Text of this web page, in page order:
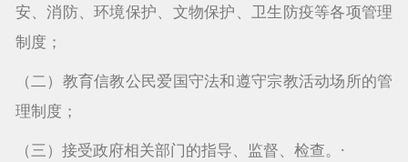
安、消防、环境保护、文物保护、卫生防疫等各项管理
制度；
（二）教育信教公民爱国守法和遵守宗教活动场所的管
理制度；
（三）接受政府相关部门的指导、监督、检查。·